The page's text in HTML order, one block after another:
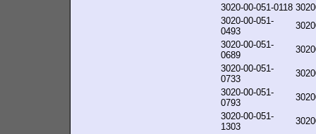
3020-00-051-0118
3020-00-051-
0493
3020-00-051-
0689
3020-00-051-
0733
3020-00-051-
0793
3020-00-051-
1303